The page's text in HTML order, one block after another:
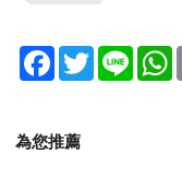
Facebook
TwitterLine
為您推薦